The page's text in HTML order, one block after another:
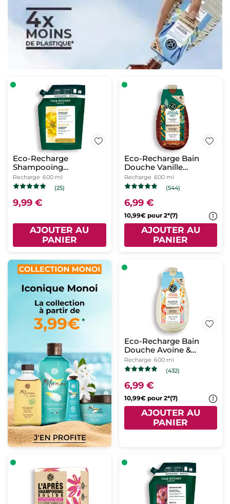
Eco-Recharge
Shampooing
Nourrissant
Recharge 600 ml
(25)
9,99 €
AJOUTER AU
PANIER
Eco-Recharge Bain
Douche Vanille
Bourbon
Recharge 600 ml
(544)
6,99 €
10,99€ pour 2*(7)
AJOUTER AU
PANIER
Eco-Recharge Bain
Douche Avoine &
Sarrasin
Recharge 600 ml
(432)
6,99 €
10,99€ pour 2*(7)
AJOUTER AU
PANIER